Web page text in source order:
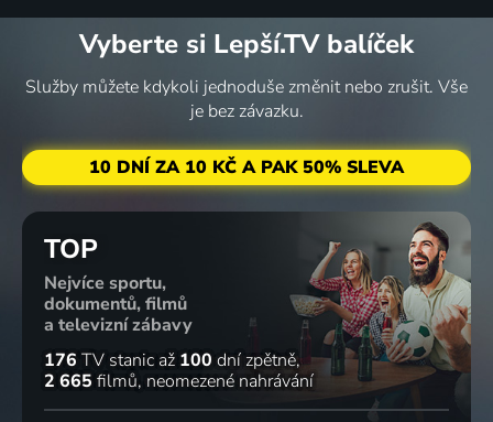
67 65
15 dílů
Návrat
Rexe
2008-2009 | Itálie | Krimi, Drama
60
2 díly
Policie
2015-2019 | Česká republika | Krimi
58
5 dílů
2017-2018 | Česká republika | Vaření, Komedie
75%
10 dílů
Zdravotní
škola
82%
11 dílů
Zločiny z
vřesovišť
63
15 dílů
Kobra 11
1996-2016 | Německo | Akční, Dobrodružný, Drama, Krimi, Thriller
33%
8 dílů
Ošklivka
Katka
2008 | Česká republika | Romantický, Drama, Komedie
66
16 dílů 67
5 dílů 79
6 dílů 16
16 dílů
Vyberte si Lepší.TV balíček
Služby můžete kdykoli jednoduše změnit nebo zrušit. Vše
je bez závazku.
10 DNÍ ZA 10 KČ A PAK 50% SLEVA
TOP
Nejvíce sportu,
dokumentů, filmů
a televizní zábavy
176 TV stanic až 100 dní zpětně
2 665 filmů neomezené nahrávání